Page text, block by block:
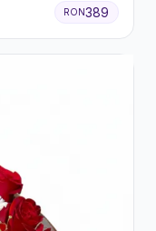
RON389